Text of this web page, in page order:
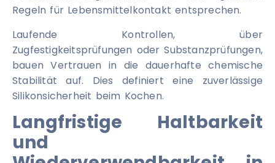
Regeln für Lebensmittelkontakt entsprechen.
Laufende Kontrollen, über
Zugfestigkeitsprüfungen oder Substanzprüfungen,
bauen Vertrauen in die dauerhafte chemische
Stabilität auf. Dies definiert eine zuverlässige
Silikonsicherheit beim Kochen.
Langfristige Haltbarkeit
und